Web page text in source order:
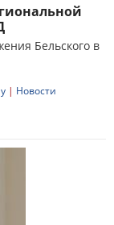
Бельского в
| Новости